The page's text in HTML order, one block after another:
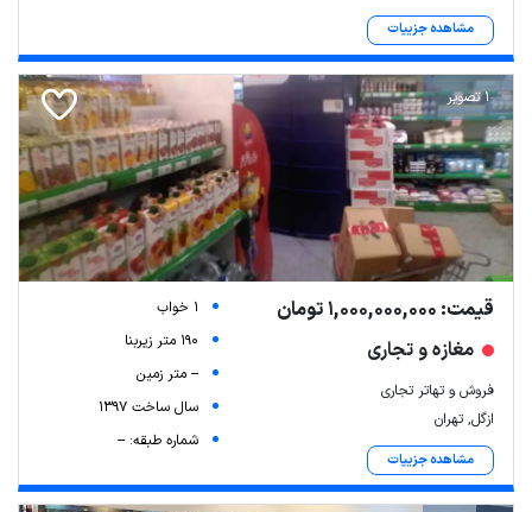
مشاهده جزییات
1 تصویر
قیمت: 1,000,000,000 تومان
مغازه و تجاری
فروش و تهاتر تجاری
ازگل, تهران
مشاهده جزییات
1 خواب
190 متر زیربنا
-- متر زمین
سال ساخت 1397
شماره طبقه: --